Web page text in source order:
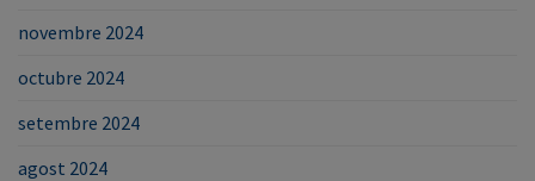
novembre 2024
octubre 2024
setembre 2024
agost 2024